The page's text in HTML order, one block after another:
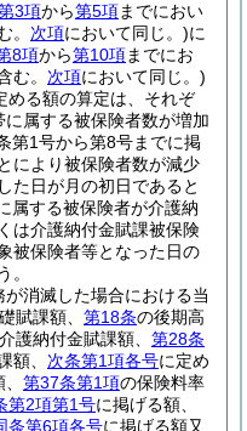
3項から第5項までにおい
。 次項において同じ。)に
8項から第10項までにお
む。 次項において同じ。)
める額の算定は、それぞ
属する被保険者数が増加
第1号から第8号までに掲
により被保険者数が減少
た日が月の初日であると
属する被保険者が介護納
は介護納付金賦課被保険
被保険者等となった日の
。
消滅した場合における当
賦課額、 第18条の後期高
護納付金賦課額、 第28条
額、 次条第1項各号に定め
第37条第1項の保険料率
第2項第1号に掲げる額、
条第6項各号に掲げる額又